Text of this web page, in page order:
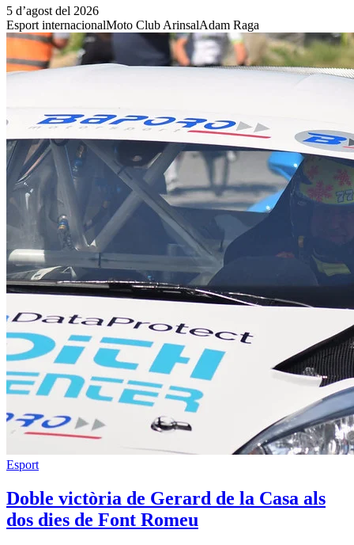
5 d’agost del 2026
Esport internacionalMoto Club ArinsalAdam Raga
Esport
Doble victòria de Gerard de la Casa als
dos dies de Font Romeu